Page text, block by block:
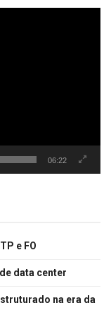
06:22
e FO
data center
na era da